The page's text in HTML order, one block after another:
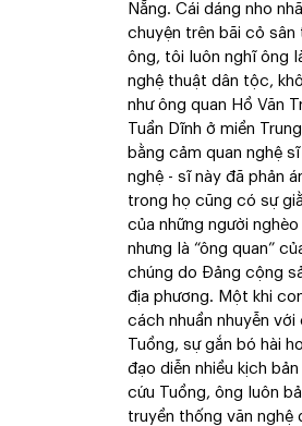
Nẵng. Cái dáng nho
chuyện trên bãi cỏ sân
ông, tôi luôn nghĩ ông
nghệ thuật dân tộc,
như ông quan Hồ Văn
Tuần Dĩnh ở miền
bằng cảm quan nghệ
nghệ - sĩ này đã phản
trong họ cũng có sự
của những người
nhưng là “ông quan”
chúng do Đảng cộng
địa phương. Một khi
cách nhuần nhuyễn
Tuồng, sự gắn bó hài
đạo diễn nhiều kịch
cứu Tuồng, ông luôn
truyền thống văn nghệ